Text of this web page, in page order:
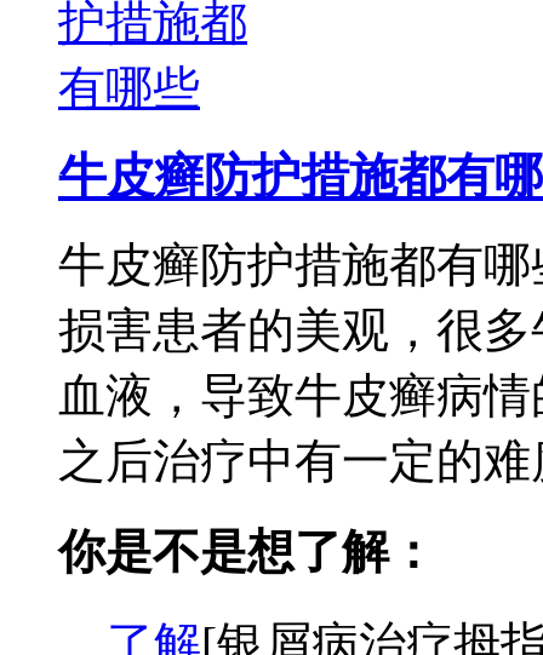
牛皮癣防护措施都有哪
牛皮癣防护措施都有
损害患者的美观，很
血液，导致牛皮癣病
之后治疗中有一定的
你是不是想了解：
了解[银屑病治疗拇